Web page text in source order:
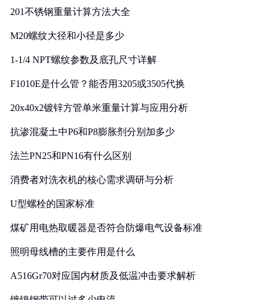
201不锈钢重量计算方法大全
M20螺纹大径和小径是多少
1-1/4 NPT螺纹参数及底孔尺寸详解
F1010E是什么管？能否用3205或3505代换
20x40x2镀锌方管单米重量计算与应用分析
抗渗混凝土中P6和P8膨胀剂分别加多少
法兰PN25和PN16有什么区别
消费者对洗衣机的核心需求调研与分析
U型螺栓的国家标准
煤矿用电热取暖器是否符合防爆电气设备标准
照明母线槽的主要作用是什么
A516Gr70对应国内材质及低温冲击要求解析